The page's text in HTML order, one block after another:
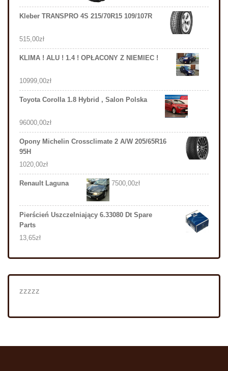
Kleber TRANSPRO 4S 215/70R15 109/107R
515,00zł
KLIMA ! ALU ! 1.4 ! OPŁACONY Z NIEMIEC !
10999,00zł
Toyota Corolla 1.8 Hybrid , Salon Polska
96000,00zł
Opony Michelin Crossclimate 2 A/W 205/65R16
95H
1020,00zł
Renault Laguna 7500,00zł
Pierścień Uszczelniający 6.33080 Dt Spare
Parts
13,65zł
zzzzz